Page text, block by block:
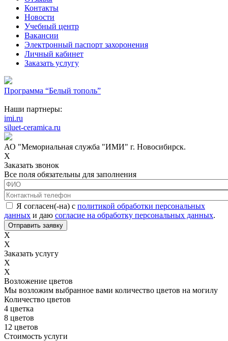
Контакты
Новости
Учебный центр
Вакансии
Электронный паспорт захоронения
Личный кабинет
Заказать услугу
Программа “Белый тополь”
Наши партнеры:
imi.ru
siluet-ceramica.ru
АО "Мемориальная служба "ИМИ" г. Новосибирск.
X
Заказать звонок
Все поля обязательны для заполнения
ФИО
Контактный телефон
Соглашение с обработкой данных*
Я согласен(-на) с политикой обработки персональных
данных и даю согласие на обработку персональных данных.
X
X
Заказать услугу
X
X
Возложение цветов
Мы возложим выбранное вами количество цветов на могилу
Количество цветов
4 цветка
8 цветов
12 цветов
Стоимость услуги